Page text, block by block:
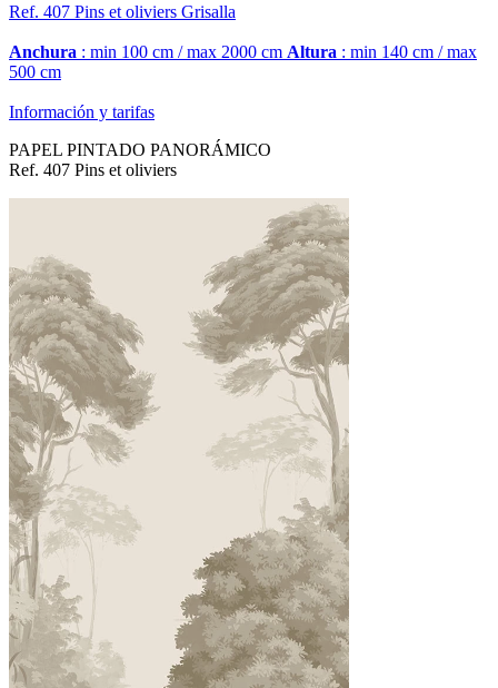
Ref. 407 Pins et oliviers Grisalla
Anchura : min 100 cm / max 2000 cm Altura : min 140 cm / max
500 cm
Información y tarifas
PAPEL PINTADO PANORÁMICO
Ref. 407 Pins et oliviers